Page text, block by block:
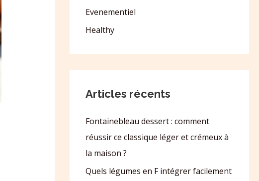
Evenementiel
Healthy
Articles récents
Fontainebleau dessert : comment
réussir ce classique léger et crémeux à
la maison ?
Quels légumes en F intégrer facilement